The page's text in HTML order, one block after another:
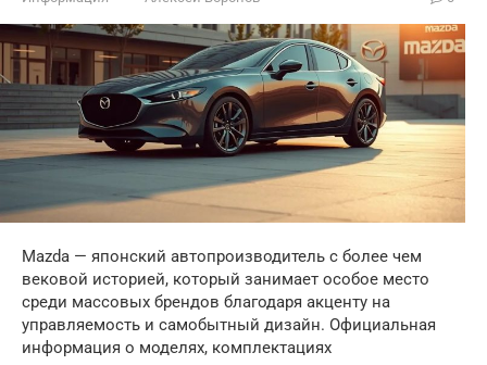
Mazda — японский автопроизводитель с более чем
вековой историей, который занимает особое место
среди массовых брендов благодаря акценту на
управляемость и самобытный дизайн. Официальная
информация о моделях, комплектациях